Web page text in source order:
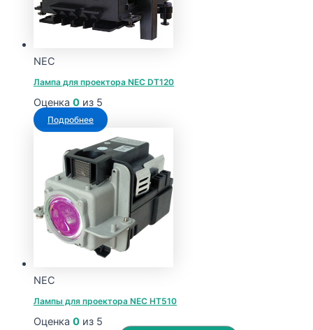
NEC
Лампа для проектора NEC DT120
Оценка 0 из 5
Подробнее
NEC
Лампы для проектора NEC HT510
Оценка 0 из 5